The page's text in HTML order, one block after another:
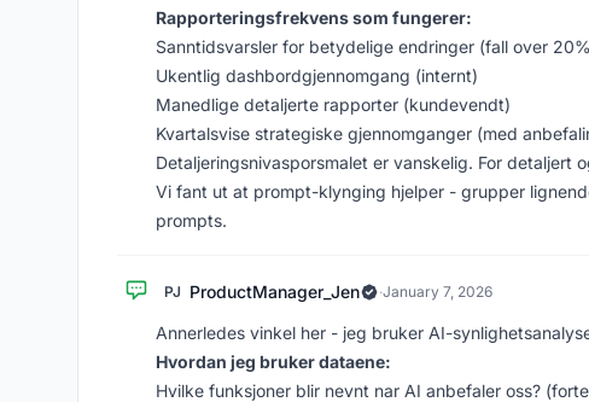
Rapporteringsfrekvens som fungerer:
Sanntidsvarsler for betydelige endringer (fall over
Ukentlig dashbordgjennomgang (internt)
Manedlige detaljerte rapporter (kundevendt)
Kvartalsvise strategiske gjennomganger (med
Detaljeringsnivasporsmalet er vanskelig. For
Vi fant ut at prompt-klynging hjelper - grupper
prompts.
PJ ProductManager_Jen ·January 7, 2026
Annerledes vinkel her - jeg bruker AI-
Hvordan jeg bruker dataene:
Hvilke funksjoner blir nevnt nar AI anbefaler oss?